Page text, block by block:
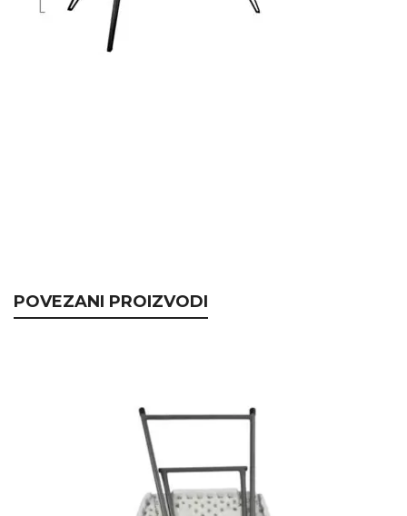
POVEZANI PROIZVODI